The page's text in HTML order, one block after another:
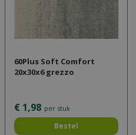
60Plus Soft Comfort
20x30x6 grezzo
€ 1,98 per stuk
Bestel